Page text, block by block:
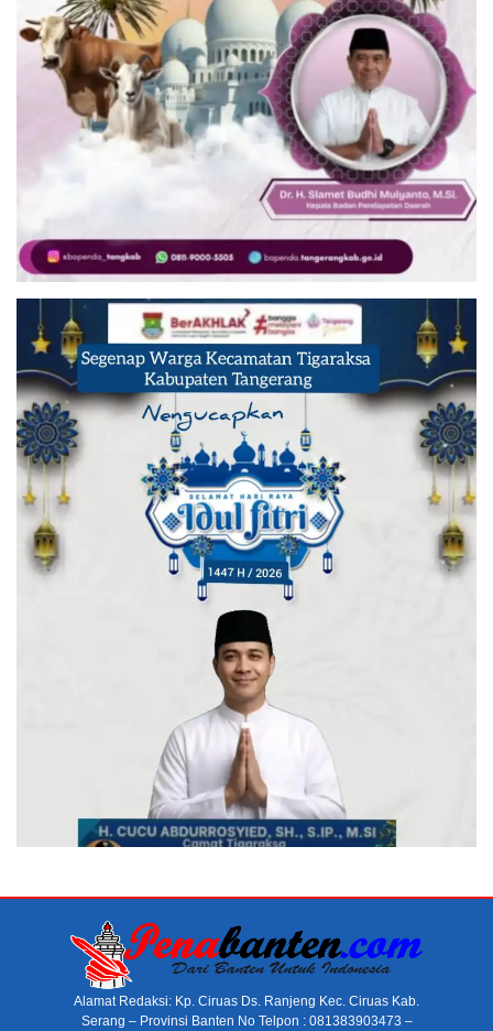
Alamat Redaksi: Kp. Ciruas Ds. Ranjeng Kec. Ciruas Kab.
Serang – Provinsi Banten No Telpon : 081383903473 –